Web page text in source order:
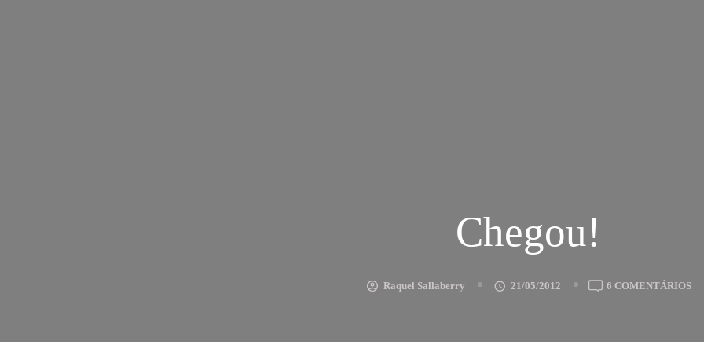
Chegou!
Raquel Sallaberry 21/05/2012 6 COMENTÁRIOSEM